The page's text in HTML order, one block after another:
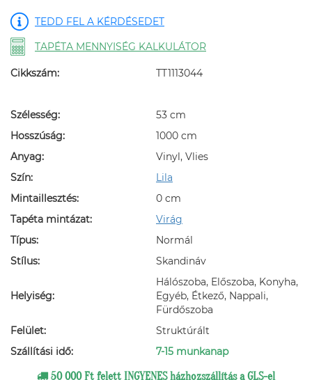
TEDD FEL A KÉRDÉSEDET
TAPÉTA MENNYISÉG KALKULÁTOR
Cikkszám: TT1113044
Szélesség:
53 cm
Hosszúság:
1000 cm
Anyag:
Vinyl, Vlies
Szín:
Lila
Mintaillesztés:
0 cm
Tapéta mintázat:
Virág
Típus:
Normál
Stílus:
Skandináv
Helyiség:
Hálószoba, Előszoba, Konyha,
Egyéb, Étkező, Nappali,
Fürdőszoba
Felület:
Struktúrált
Szállítási idő:
7-15 munkanap
50 000 Ft felett INGYENES házhozszállítás a GLS-el